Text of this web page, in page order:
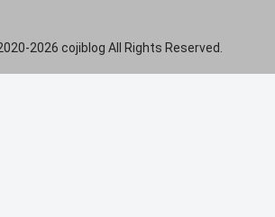
2026 cojiblog All Rights Reserved.